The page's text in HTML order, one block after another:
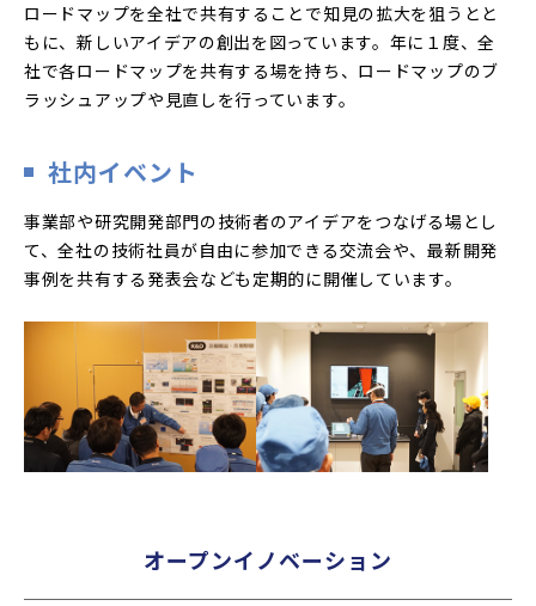
ロードマップを全社で共有することで知見の拡大を狙うとと
もに、新しいアイデアの創出を図っています。年に１度、全
社で各ロードマップを共有する場を持ち、ロードマップのブ
ラッシュアップや見直しを行っています。
社内イベント
事業部や研究開発部門の技術者のアイデアをつなげる場とし
て、全社の技術社員が自由に参加できる交流会や、最新開発
事例を共有する発表会なども定期的に開催しています。
オープンイノベーション